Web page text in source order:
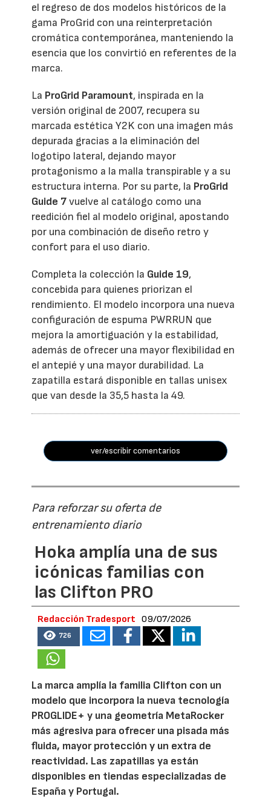
el regreso de dos modelos históricos de la
gama ProGrid con una reinterpretación
cromática contemporánea, manteniendo la
esencia que los convirtió en referentes de la
marca.
La ProGrid Paramount, inspirada en la
versión original de 2007, recupera su
marcada estética Y2K con una imagen más
depurada gracias a la eliminación del
logotipo lateral, dejando mayor
protagonismo a la malla transpirable y a su
estructura interna. Por su parte, la ProGrid
Guide 7vuelve al catálogo como una
reedición fiel al modelo original, apostando
por una combinación de diseño retro y
confort para el uso diario.
Completa la colección la Guide 19,
concebida para quienes priorizan el
rendimiento. El modelo incorpora una nueva
configuración de espuma PWRRUN que
mejora la amortiguación y la estabilidad,
además de ofrecer una mayor flexibilidad en
el antepié y una mayor durabilidad. La
zapatilla estará disponible en tallas unisex
que van desde la 35,5 hasta la 49.
ver/escribir comentarios
Para reforzar su oferta de
entrenamiento diario
Hoka amplía una de sus
icónicas familias con
las Clifton PRO
Redacción Tradesport 09/07/2026
726
La marca amplía la familia Clifton con un
modelo que incorpora la nueva tecnología
PROGLIDE+ y una geometría MetaRocker
más agresiva para ofrecer una pisada más
fluida, mayor protección y un extra de
reactividad. Las zapatillas ya están
disponibles en tiendas especializadas de
España y Portugal.